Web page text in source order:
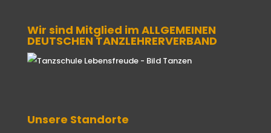
Wir sind Mitglied im ALLGEMEINEN
DEUTSCHEN TANZLEHRERVERBAND
Unsere Standorte